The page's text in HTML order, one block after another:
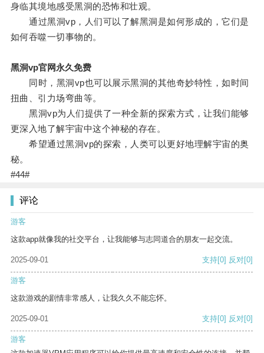
身临其境地感受黑洞的恐怖和壮观。
通过黑洞vp，人们可以了解黑洞是如何形成的，它们是
如何吞噬一切事物的。
黑洞vp官网永久免费
同时，黑洞vp也可以展示黑洞的其他奇妙特性，如时间
扭曲、引力场弯曲等。
黑洞vp为人们提供了一种全新的探索方式，让我们能够
更深入地了解宇宙中这个神秘的存在。
希望通过黑洞vp的探索，人类可以更好地理解宇宙的奥
秘。
#44#
评论
游客
这款app就像我的社交平台，让我能够与志同道合的朋友一起交流。
2025-09-01 支持[0] 反对[0]
游客
这款游戏的剧情非常感人，让我久久不能忘怀。
2025-09-01 支持[0] 反对[0]
游客